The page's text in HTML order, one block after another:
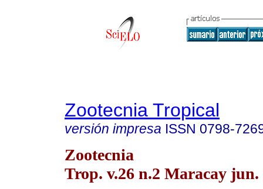
Zootecnia Tropical
versión impresa ISSN 0798-
Zootecnia
Trop. v.26 n.2 Maracay jun.